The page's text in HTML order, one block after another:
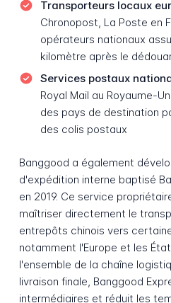
Transporteurs locaux
Chronopost, La Poste en
opérateurs nationaux
kilomètre après le
Services postaux
Royal Mail au Royaume-
des pays de destination
des colis postaux
Banggood a également
d'expédition interne baptisé
en 2019. Ce service
maîtriser directement le
entrepôts chinois vers
notamment l'Europe et les
l'ensemble de la chaîne
livraison finale, Banggood
intermédiaires et réduit les